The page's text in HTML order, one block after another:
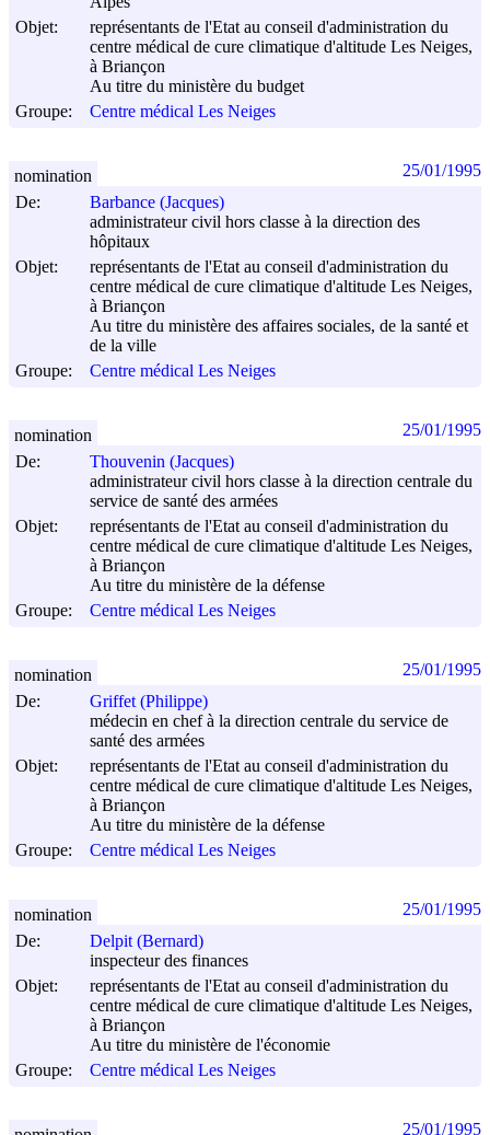
Objet:
représentants de l'Etat au conseil d'administration du
centre médical de cure climatique d'altitude Les Neiges,
à Briançon
Au titre du ministère du budget
Groupe:
Centre médical Les Neiges
De:
Barbance (Jacques)
administrateur civil hors classe à la direction des
hôpitaux
Objet:
représentants de l'Etat au conseil d'administration du
centre médical de cure climatique d'altitude Les Neiges,
à Briançon
Au titre du ministère des affaires sociales, de la santé et
de la ville
Groupe:
Centre médical Les Neiges
nomination 25/01/1995
De:
Thouvenin (Jacques)
administrateur civil hors classe à la direction centrale du
service de santé des armées
Objet:
représentants de l'Etat au conseil d'administration du
centre médical de cure climatique d'altitude Les Neiges,
à Briançon
Au titre du ministère de la défense
Groupe:
Centre médical Les Neiges
nomination 25/01/1995
De:
Griffet (Philippe)
médecin en chef à la direction centrale du service de
santé des armées
Objet:
représentants de l'Etat au conseil d'administration du
centre médical de cure climatique d'altitude Les Neiges,
à Briançon
Au titre du ministère de la défense
Groupe:
Centre médical Les Neiges
nomination 25/01/1995
De:
Delpit (Bernard)
inspecteur des finances
Objet:
représentants de l'Etat au conseil d'administration du
centre médical de cure climatique d'altitude Les Neiges,
à Briançon
Au titre du ministère de l'économie
Groupe:
Centre médical Les Neiges
nomination 25/01/1995
25/01/1995